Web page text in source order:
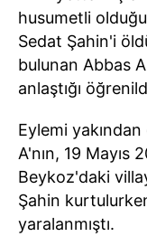
husumetli
Sedat Şahin'i
bulunan Abbas
anlaştığı
Eylemi
A'nın, 19 Mayıs
Beykoz'daki
Şahin
yaralanmıştı.